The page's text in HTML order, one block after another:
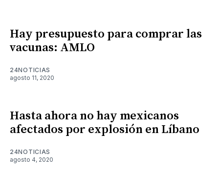
Hay presupuesto para comprar las
vacunas: AMLO
24NOTICIAS
agosto 11, 2020
Hasta ahora no hay mexicanos
afectados por explosión en Líbano
24NOTICIAS
agosto 4, 2020